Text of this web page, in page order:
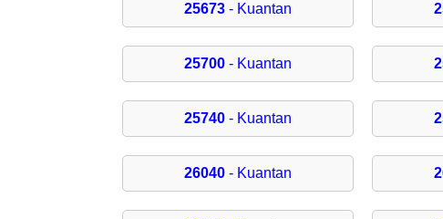
25673 - Kuantan
25700 - Kuantan
25740 - Kuantan
26040 - Kuantan